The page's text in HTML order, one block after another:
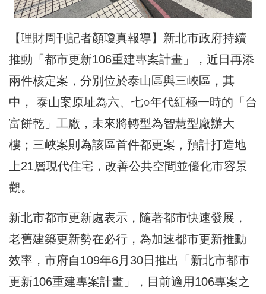
【理財周刊記者顏瓊真報導】新北市政府持續
推動「都市更新106重建專案計畫」，近日再添
兩件核定案，分別位於泰山區與三峽區，其
中， 泰山案原址為六、七○年代紅極一時的「台
富餅乾」工廠，未來將轉型為智慧型廠辦大
樓；三峽案則為該區首件都更案，預計打造地
上21層現代住宅，改善公共空間並優化市容景
觀。
新北市都市更新處表示，隨著都市快速發展，
老舊建築更新勢在必行，為加速都市更新推動
效率，市府自109年6月30日推出「新北市都市
更新106重建專案計畫」，目前適用106專案之